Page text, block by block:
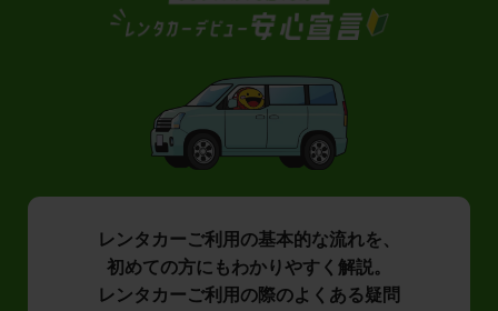
レンタカーご利用の基本的な流れを、
初めての方にもわかりやすく解説。
レンタカーご利用の際のよくある疑問